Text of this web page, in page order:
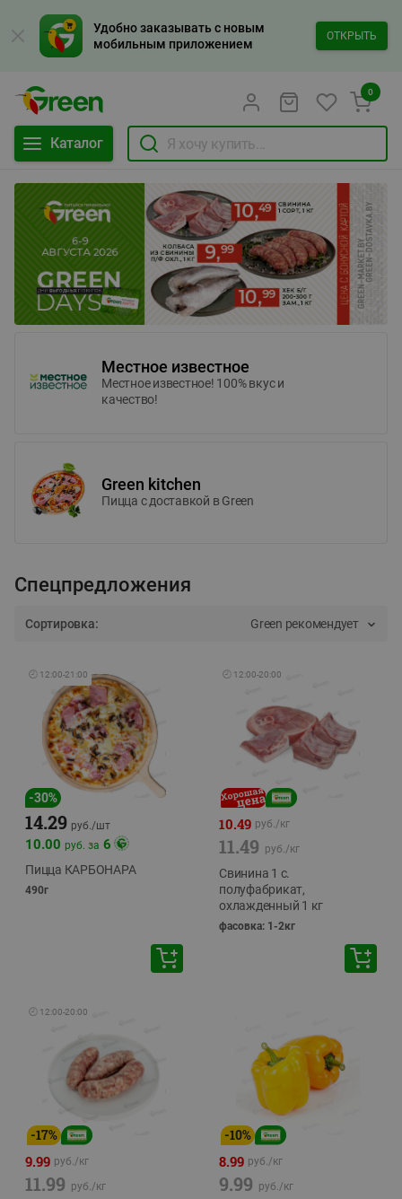
Удобно заказывать с новым
мобильным приложением
ОТКРЫТЬ
Каталог
0
Местное известное
Местное известное! 100% вкус и
качество!
Green kitchen
Пицца c доставкой в Green
Спецпредложения
Сортировка: Green рекомендует
🕘 12:00-21:00
-30%
14.29 руб./шт
10.00 руб. за 6
Пицца КАРБОНАРА
490г
🕘 12:00-20:00
10.49 руб./кг
11.49 руб./кг
Свинина 1 с.
полуфабрикат,
охлажденный 1 кг
фасовка: 1-2кг
🕘 12:00-20:00
-17%
9.99 руб./кг
11.99 руб./кг
-10%
8.99 руб./кг
9.99 руб./кг